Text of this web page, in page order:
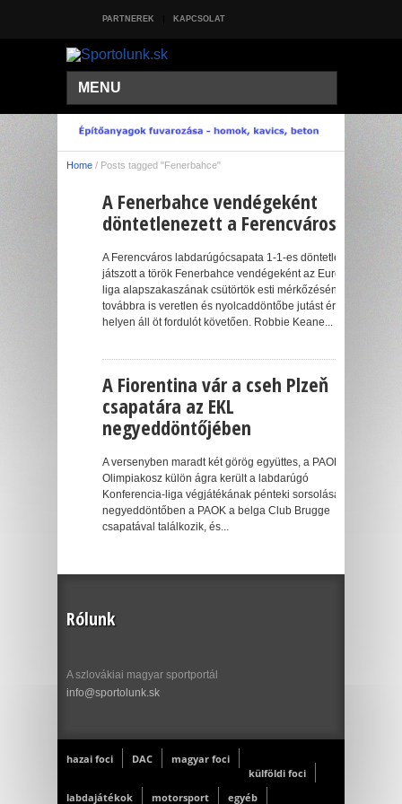
PARTNEREK KAPCSOLAT
MENU
Home / Posts tagged "Fenerbahce"
A Fenerbahce vendégeként
döntetlenezett a Ferencváros
A Ferencváros labdarúgócsapata 1-1-es döntetlent
játszott a török Fenerbahce vendégeként az Európa-
liga alapszakaszának csütörtök esti mérkőzésén, így
továbbra is veretlen és nyolcaddöntőbe jutást érő
helyen áll öt fordulót követően. Robbie Keane...
A Fiorentina vár a cseh Plzeň
csapatára az EKL
negyeddöntőjében
A versenyben maradt két görög együttes, a PAOK és az
Olimpiakosz külön ágra került a labdarúgó
Konferencia-liga végjátékának pénteki sorsolásán. A
negyeddöntőben a PAOK a belga Club Brugge
csapatával találkozik, és...
Rólunk
A szlovákiai magyar sportportál
info@sportolunk.sk
hazai foci DAC
magyar foci
külföldi foci
labdajátékok
motorsport egyéb